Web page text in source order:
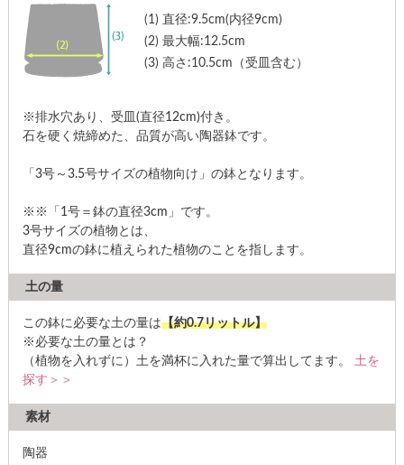
(1) 直径:9.5cm(内径9cm)
(2) 最大幅:12.5cm
(3) 高さ:10.5cm（受皿含む）
※排水穴あり、受皿(直径12cm)付き。
石を硬く焼締めた、品質が高い陶器鉢です。
「3号～3.5号サイズの植物向け」の鉢となります。
※※「1号＝鉢の直径3cm」です。
3号サイズの植物とは、
直径9cmの鉢に植えられた植物のことを指します。
土の量
この鉢に必要な土の量は【約0.7リットル】
※必要な土の量とは？
（植物を入れずに）土を満杯に入れた量で算出してます。 土を
探す＞＞
素材
陶器